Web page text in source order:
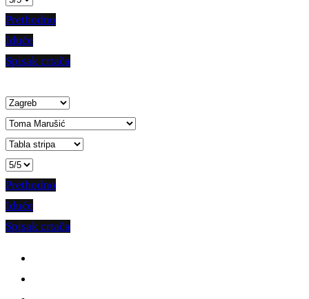
Prethodno
Iduće
Spisak crtača
Prethodno
Iduće
Spisak crtača